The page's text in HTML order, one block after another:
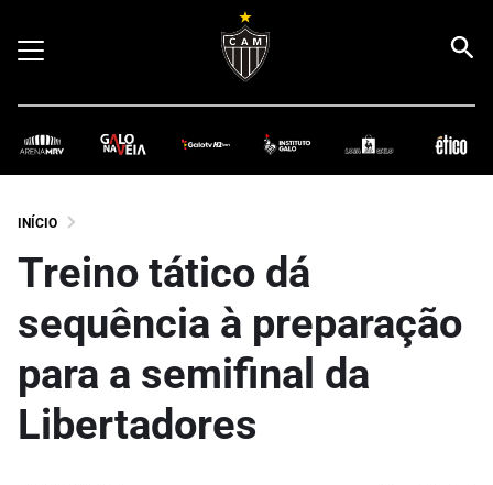
INÍCIO
Treino tático dá
sequência à preparação
para a semifinal da
Libertadores